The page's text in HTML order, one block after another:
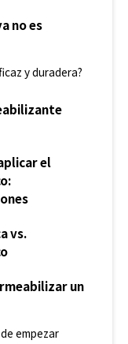
no es
y duradera?
el
vs.
un
empezar